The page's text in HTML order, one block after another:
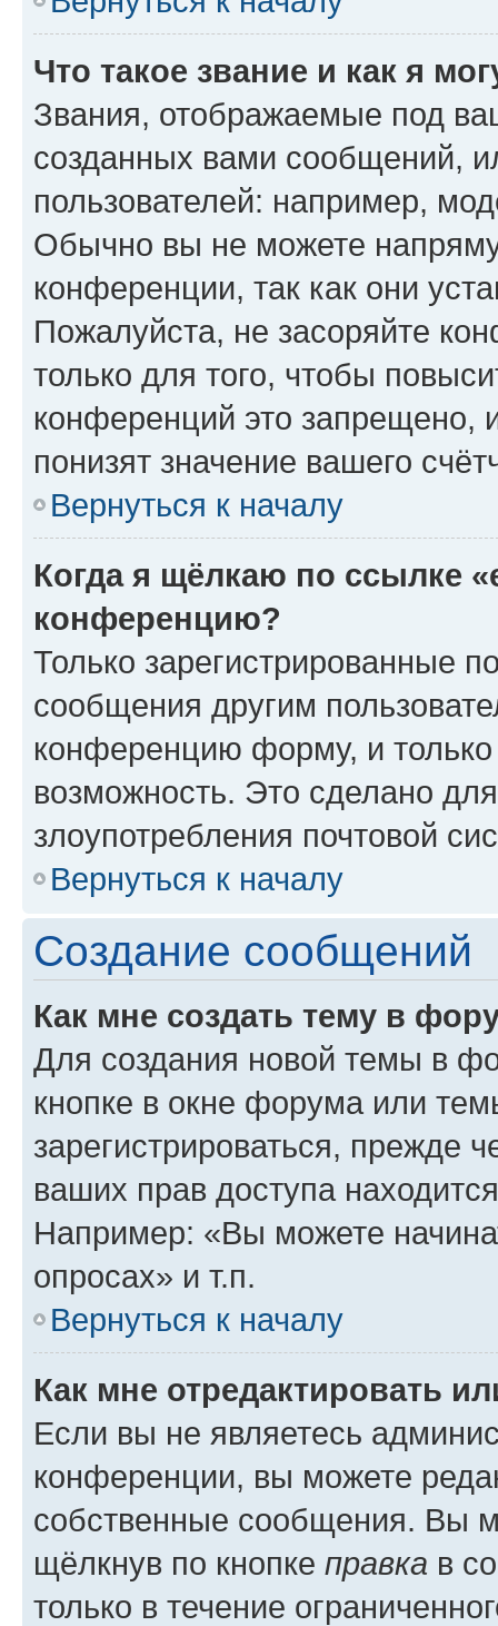
Что такое звание и как я
Звания, отображаемые под
созданных вами сообщений,
пользователей: например,
Обычно вы не можете
конференции, так как они
Пожалуйста, не засоряйте
только для того, чтобы
конференций это запрещено,
понизят значение вашего
Вернуться к началу
Когда я щёлкаю по ссылке
конференцию?
Только зарегистрированные
сообщения другим
конференцию форму, и
возможность. Это сделано
злоупотребления почтовой
Вернуться к началу
Создание сообщений
Как мне создать тему в
Для создания новой темы в
кнопке в окне форума или
зарегистрироваться, прежде
ваших прав доступа
Например: «Вы можете
опросах» и т.п.
Вернуться к началу
Как мне отредактировать
Если вы не являетесь
конференции, вы можете
собственные сообщения. Вы
щёлкнув по кнопке правка в
только в течение